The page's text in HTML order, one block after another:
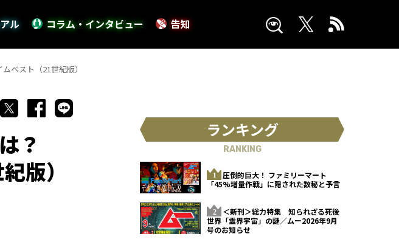
ル コラム・インタビュー 告知
ベスト（21世紀版）
？
版）
ランキング
RANKING
圧倒的巨大！ ファミリーマート
「45%増量作戦」に隠された数秘と予言
＜新刊＞総力特集 知られざる死後
世界「霊界宇宙」の謎／ムー2026年9月
号のお知らせ